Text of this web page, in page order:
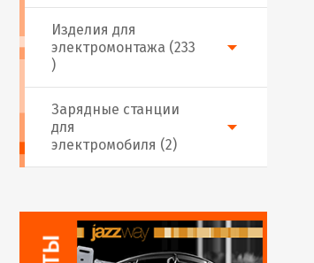
Изделия для
электромонтажа (233
)
Зарядные станции
для
электромобиля (2)